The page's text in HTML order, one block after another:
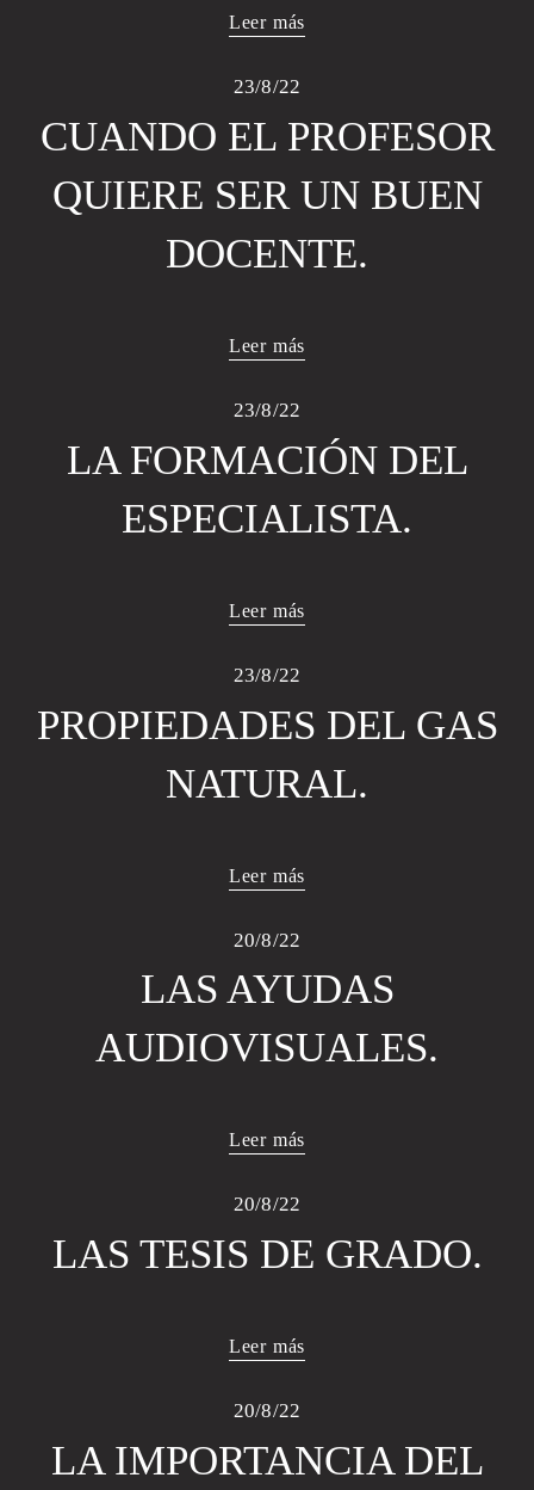
Leer más
23/8/22
CUANDO EL PROFESOR
QUIERE SER UN BUEN
DOCENTE.
Leer más
23/8/22
LA FORMACIÓN DEL
ESPECIALISTA.
Leer más
23/8/22
PROPIEDADES DEL GAS
NATURAL.
Leer más
20/8/22
LAS AYUDAS
AUDIOVISUALES.
Leer más
20/8/22
LAS TESIS DE GRADO.
Leer más
20/8/22
LA IMPORTANCIA DEL